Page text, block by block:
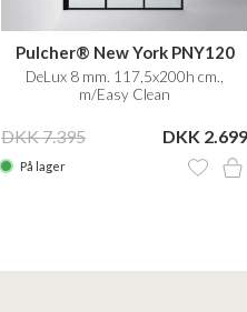
Pulcher® New York PNY120
DeLux 8 mm. 117,5x200h cm.,
m/Easy Clean
DKK 7.395 DKK 2.699
På lager